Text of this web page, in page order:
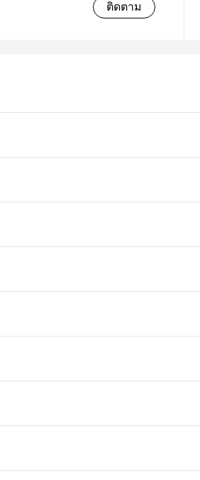
ติดตาม